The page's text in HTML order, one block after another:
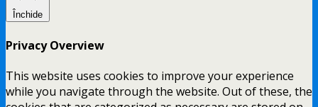
Închide
Privacy Overview
This website uses cookies to improve your experience
while you navigate through the website. Out of these, the